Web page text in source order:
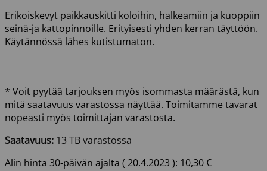
Erikoiskevyt paikkauskitti koloihin, halkeamiin ja kuoppiin
seinä-ja kattopinnoille. Erityisesti yhden kerran täyttöön.
Käytännössä lähes kutistumaton.
* Voit pyytää tarjouksen myös isommasta määrästä, kun
mitä saatavuus varastossa näyttää. Toimitamme tavarat
nopeasti myös toimittajan varastosta.
Saatavuus: 13 TB varastossa
Alin hinta 30-päivän ajalta ( 20.4.2023): 10,30€